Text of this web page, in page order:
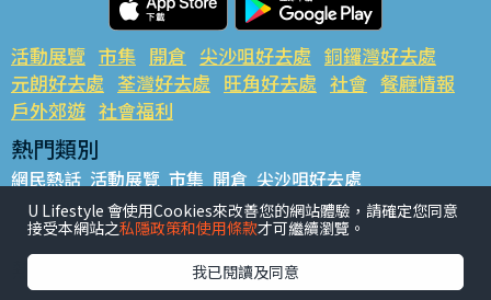
活動展覽 市集 開倉 尖沙咀好去處 銅鑼灣好去處
元朗好去處 荃灣好去處 旺角好去處 社會 餐廳情報
戶外郊遊 社會福利
熱門類別
網民熱話 活動展覽 市集 開倉 尖沙咀好去處
銅鑼灣好去處 元朗好去處 荃灣好去處 旺角好去處 社會
餐廳情報 戶外郊遊
熱門標籤
U Lifestyle 會使用Cookies來改善您的網站體驗，請確定您同意
接受本網站之私隱政策和使用條款才可繼續瀏覽。
我已閱讀及同意